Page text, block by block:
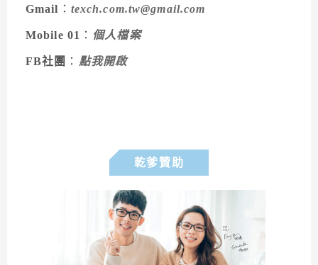
Gmail ： texch.com.tw@gmail.com
Mobile 01 ： 個人檔案
FB社團 ： 點我開啟
乾爹贊助